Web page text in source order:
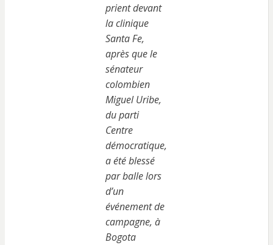
prient devant
la clinique
Santa Fe,
après que le
sénateur
colombien
Miguel Uribe,
du parti
Centre
démocratique,
a été blessé
par balle lors
d’un
événement de
campagne, à
Bogota